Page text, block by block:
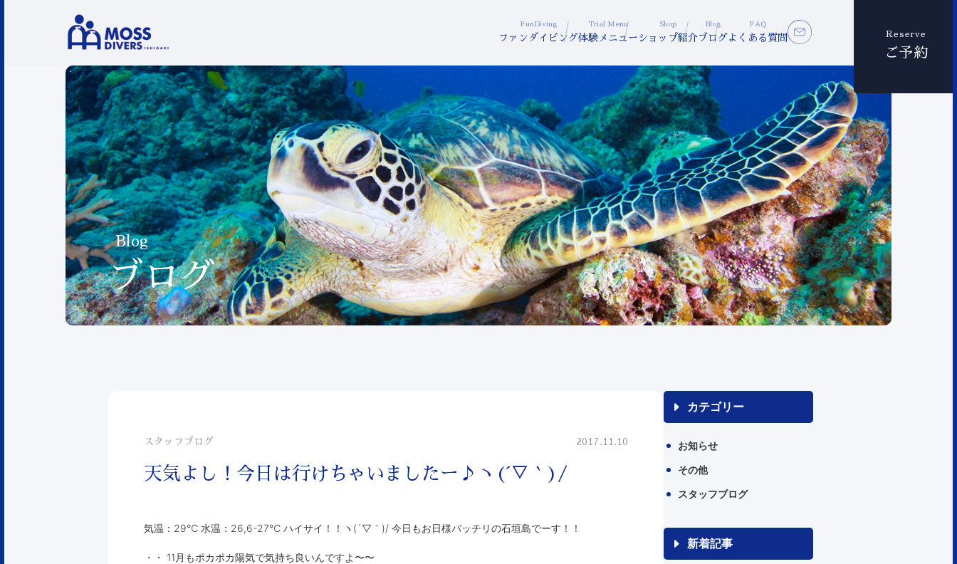
FunDiving
ファンダイビング
Trial Menu
体験メニュー
Shop
ショップ紹介
Blog
ブログ
FAQ
よくある質問 Reserve
ご予約
Blog
ブログ
スタッフブログ 2017.11.10
天気よし！今日は行けちゃいましたー♪ヽ(´▽｀)/
気温：29℃ 水温：26,6-27℃ ハイサイ！！ヽ(´▽｀)/ 今日もお日様バッチリの石垣島でーす！！
・・ 11月もポカポカ陽気で気持ち良いんですよ〜〜
カテゴリー
お知らせ
その他
スタッフブログ
新着記事